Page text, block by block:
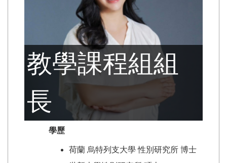
教學課程組組
長
學歷
荷蘭 烏特列支大學 性別研究所 博士